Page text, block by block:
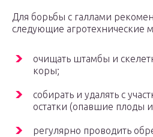
Для борьбы с галлами
следующие агротехнические
очищать штамбы и
коры;
собирать и удалять с
остатки (опавшие плоды и
регулярно проводить